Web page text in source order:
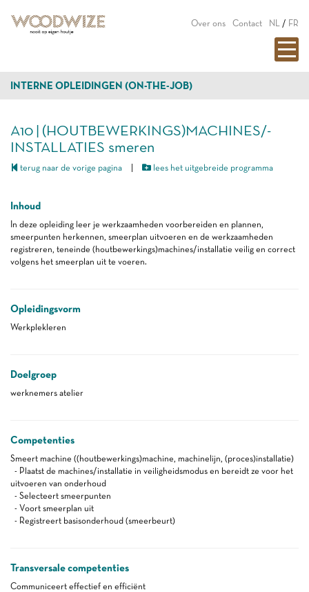
Over ons Contact NL / FR
INTERNE OPLEIDINGEN (ON-THE-JOB)
A10 | (HOUTBEWERKINGS)MACHINES/-
INSTALLATIES smeren
terug naar de vorige pagina lees het uitgebreide programma
Inhoud
In deze opleiding leer je werkzaamheden voorbereiden en plannen,
smeerpunten herkennen, smeerplan uitvoeren en de werkzaamheden
registreren, teneinde (houtbewerkings)machines/installatie veilig en correct
volgens het smeerplan uit te voeren.
Opleidingsvorm
Werkplekleren
Doelgroep
werknemers atelier
Competenties
Smeert machine ((houtbewerkings)machine, machinelijn, (proces)installatie)
- Plaatst de machines/installatie in veiligheidsmodus en bereidt ze voor het
uitvoeren van onderhoud
- Selecteert smeerpunten
- Voort smeerplan uit
- Registreert basisonderhoud (smeerbeurt)
Transversale competenties
Communiceert effectief en efficiënt